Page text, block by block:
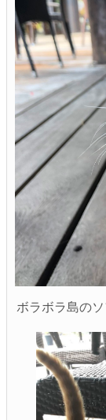
ボラボラ島の